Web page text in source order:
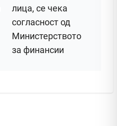
лица, се чека
согласност од
Министерството
за финансии